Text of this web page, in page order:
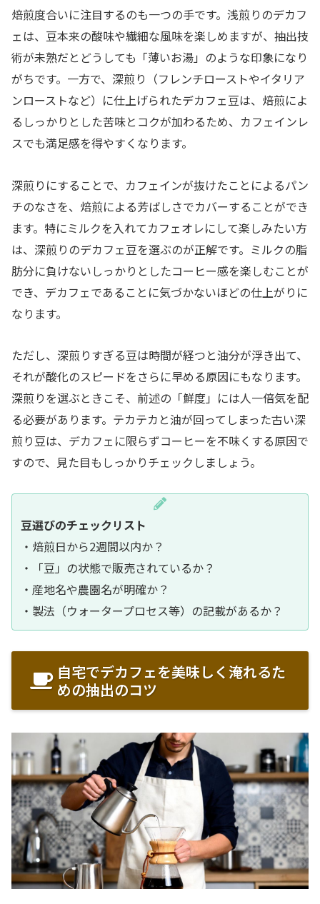
焙煎度合いに注目するのも一つの手です。浅煎りのデカフ
ェは、豆本来の酸味や繊細な風味を楽しめますが、抽出技
術が未熟だとどうしても「薄いお湯」のような印象になり
がちです。一方で、深煎り（フレンチローストやイタリア
ンローストなど）に仕上げられたデカフェ豆は、焙煎によ
るしっかりとした苦味とコクが加わるため、カフェインレ
スでも満足感を得やすくなります。
深煎りにすることで、カフェインが抜けたことによるパン
チのなさを、焙煎による芳ばしさでカバーすることができ
ます。特にミルクを入れてカフェオレにして楽しみたい方
は、深煎りのデカフェ豆を選ぶのが正解です。ミルクの脂
肪分に負けないしっかりとしたコーヒー感を楽しむことが
でき、デカフェであることに気づかないほどの仕上がりに
なります。
ただし、深煎りすぎる豆は時間が経つと油分が浮き出て、
それが酸化のスピードをさらに早める原因にもなります。
深煎りを選ぶときこそ、前述の「鮮度」には人一倍気を配
る必要があります。テカテカと油が回ってしまった古い深
煎り豆は、デカフェに限らずコーヒーを不味くする原因で
すので、見た目もしっかりチェックしましょう。
豆選びのチェックリスト
・焙煎日から2週間以内か？
・「豆」の状態で販売されているか？
・産地名や農園名が明確か？
・製法（ウォータープロセス等）の記載があるか？
自宅でデカフェを美味しく淹れるた
めの抽出のコツ